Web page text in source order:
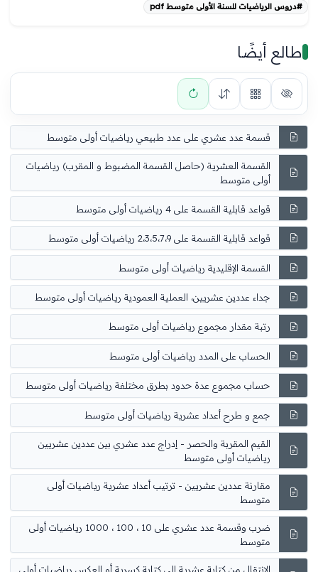
#دروس الرياضيات للسنة الأولى متوسط pdf
طالع أيضًا
قسمة عدد عشري على عدد طبيعي رياضيات أولى متوسط
القسمة العشرية (حاصل القسمة المضبوط و المقرب) رياضيات
أولى متوسط
قواعد قابلية القسمة على 4 رياضيات أولى متوسط
قواعد قابلية القسمة على 2،3،5،7،9 رياضيات أولى متوسط
القسمة الإقليدية رياضيات أولى متوسط
جداء عددين عشريين، العملية العمودية رياضيات أولى متوسط
رتبة مقدار مجموع رياضيات أولى متوسط
الحساب على المدد رياضيات أولى متوسط
حساب مجموع عدة حدود بطرق مختلفة رياضيات أولى متوسط
جمع و طرح أعداد عشرية رياضيات أولى متوسط
القيم المقربة والحصر - إدراج عدد عشري بين عددين عشريين
رياضيات أولى متوسط
مقارنة عددين عشريين - ترتيب أعداد عشرية رياضيات أولى
متوسط
ضرب وقسمة عدد عشري على 10 ، 100 ، 1000 رياضيات أولى
متوسط
الانتقال من كتابة عشرية إلى كتابة كسرية أو العكس رياضيات أولى